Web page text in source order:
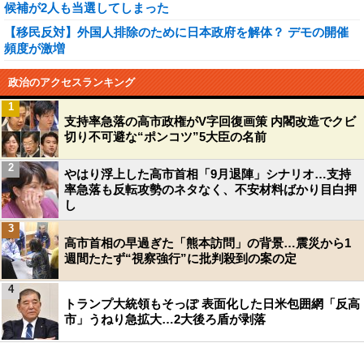
候補が2人も当選してしまった
【移民反対】外国人排除のために日本政府を解体？ デモの開催
頻度が激増
政治のアクセスランキング
支持率急落の高市政権がV字回復画策 内閣改造でクビ
切り不可避な“ポンコツ”5大臣の名前
1
やはり浮上した高市首相「9月退陣」シナリオ…支持
率急落も反転攻勢のネタなく、不安材料ばかり目白押
し
2
高市首相の早過ぎた「熊本訪問」の背景…震災から1
週間たたず“視察強行”に批判殺到の案の定
3
トランプ大統領もそっぽ 表面化した日米包囲網「反高
市」うねり急拡大…2大後ろ盾が剥落
4